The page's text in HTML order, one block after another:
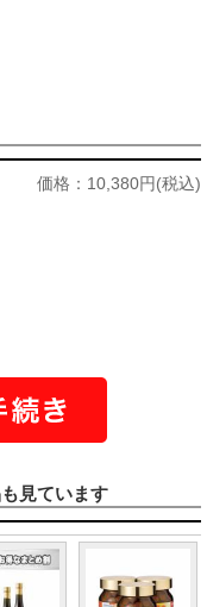
価格： 10,380円(税込)
見ています